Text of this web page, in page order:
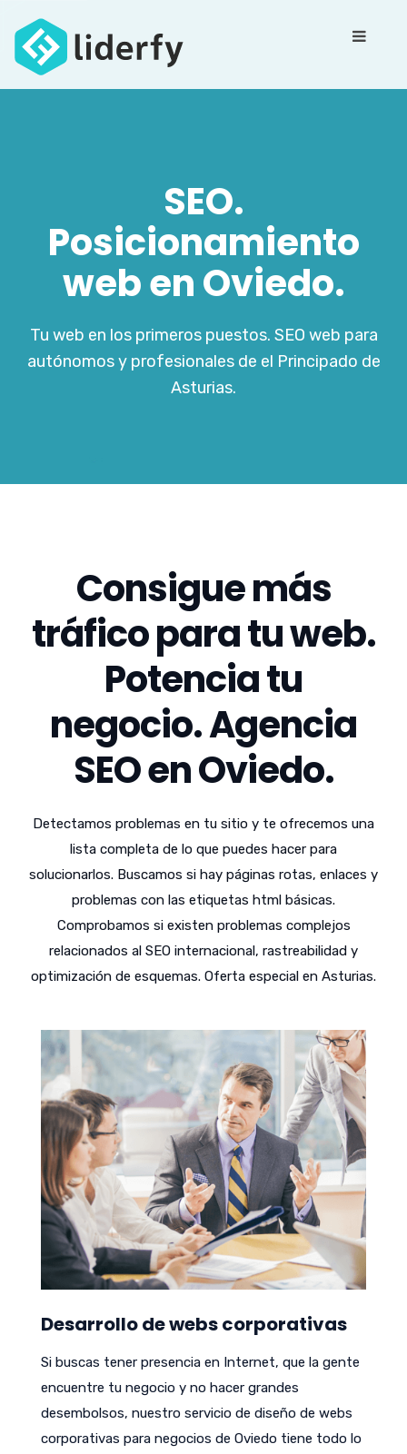
SEO.
Posicionamiento
web en Oviedo.
Tu web en los primeros puestos. SEO web para
autónomos y profesionales de el Principado de
Asturias.
Consigue más
tráfico para tu web.
Potencia tu
negocio. Agencia
SEO en Oviedo.
Detectamos problemas en tu sitio y te ofrecemos una
lista completa de lo que puedes hacer para
solucionarlos. Buscamos si hay páginas rotas, enlaces y
problemas con las etiquetas html básicas.
Comprobamos si existen problemas complejos
relacionados al SEO internacional, rastreabilidad y
optimización de esquemas. Oferta especial en Asturias.
Desarrollo de webs corporativas
Si buscas tener presencia en Internet, que la gente
encuentre tu negocio y no hacer grandes
desembolsos, nuestro servicio de diseño de webs
corporativas para negocios de Oviedo tiene todo lo